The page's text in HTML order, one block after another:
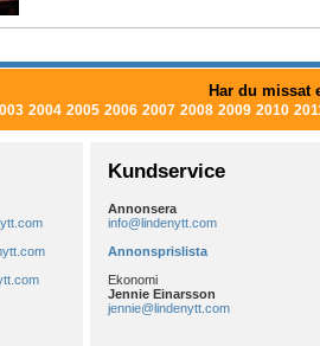
Har du missat
2004 2005 2006 2007 2008 2009 2010
Kundservice
Annonsera
info@lindenytt.com
Annonsprislista
Ekonomi
Jennie Einarsson
jennie@lindenytt.com